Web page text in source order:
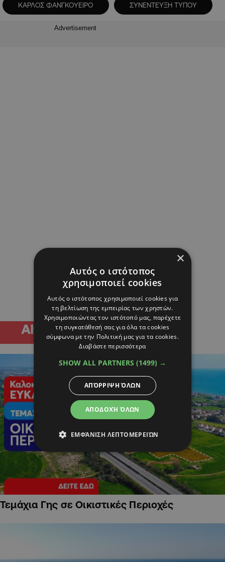
ΚΑΡΛΟΣ ΦΑΝΓΚΟΥΕΙΡΟ ΣΥΝΕΝΤΕΥΞΗ ΤΥΠΟΥ
Advertisement
Τεμάχια Γης σε Οικιστικές Περιοχές
×
Αυτός ο ιστότοπος
χρησιμοποιεί cookies
Αυτός ο ιστότοπος χρησιμοποιεί cookies για
τη βελτίωση της εμπειρίας των χρηστών.
Χρησιμοποιώντας τον ιστότοπό μας, παρέχετε
τη συγκατάθεσή σας για όλα τα cookies
σύμφωνα με την Πολιτική μας για τα cookies.
Διαβάστε περισσότερα
SHOW ALL PARTNERS (1499) →
ΑΠΟΔΟΧΉ ΌΛΩΝ
ΑΠΌΡΡΙΨΗ ΌΛΩΝ
ΕΜΦΆΝΙΣΗ ΛΕΠΤΟΜΕΡΕΙΏΝ